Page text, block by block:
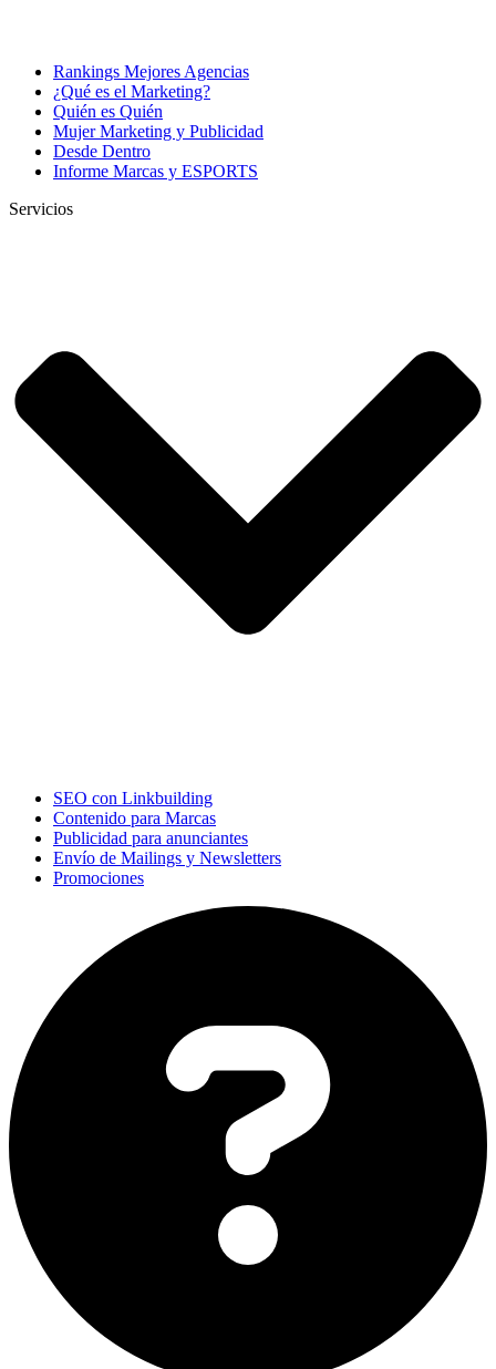
Rankings Mejores Agencias
¿Qué es el Marketing?
Quién es Quién
Mujer Marketing y Publicidad
Desde Dentro
Informe Marcas y ESPORTS
Servicios
SEO con Linkbuilding
Contenido para Marcas
Publicidad para anunciantes
Envío de Mailings y Newsletters
Promociones